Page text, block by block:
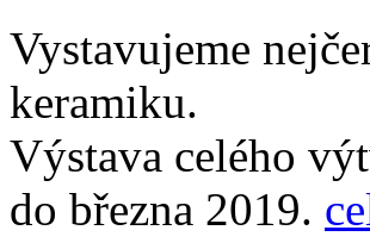
Vystavujeme
keramiku.
Výstava celého
do března 2019.